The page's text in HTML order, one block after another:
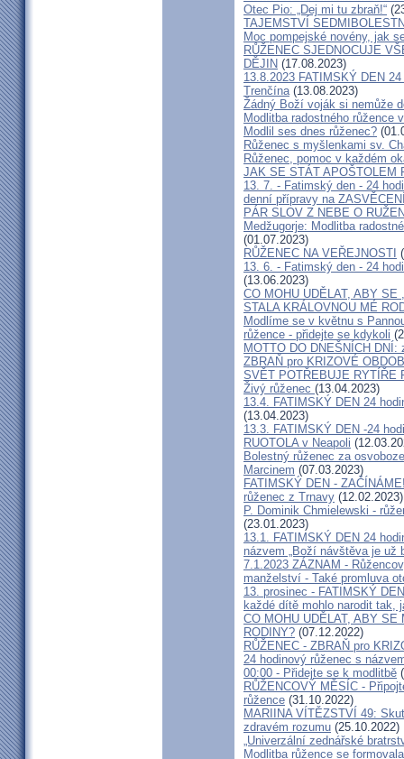
Otec Pio: „Dej mi tu zbraň!“
TAJEMSTVÍ
Moc pompejské novény, jak
RŮŽENEC SJEDNOCUJE
DĚJIN (17.08.2023)
13.8.2023 FATIMSKÝ DEN
Trenčína(13.08.2023)
Žádný Boží voják si nemůže
Modlitba radostného růžence
Modlil ses dnes růženec?
Růženec s myšlenkami sv.
Růženec, pomoc v každém
JAK SE STÁT APOŠTOLEM
13. 7. - Fatimský den - 24
denní přípravy na
PÁR SLOV Z NEBE O
Medžugorje: Modlitba
(01.07.2023)
RŮŽENEC NA VEŘEJNOSTI
13. 6. - Fatimský den - 24
(13.06.2023)
CO MOHU UDĚLAT, ABY SE
STALA KRÁLOVNOU MÉ
Modlíme se v květnu s
růžence - přidejte se kdykoli
MOTTO DO DNEŠNÍCH
ZBRAŇ pro KRIZOVÉ
SVĚT POTŘEBUJE RYTÍŘE
Živý růženec (13.04.2023)
13.4. FATIMSKÝ DEN 24
(13.04.2023)
13.3. FATIMSKÝ DEN -24
RUOTOLA v Neapoli
Bolestný růženec za
Marcinem (07.03.2023)
FATIMSKÝ DEN -
růženec z Trnavy (12.02.2023)
P. Dominik Chmielewski -
(23.01.2023)
13.1. FATIMSKÝ DEN 24
názvem „Boží návštěva je už
7.1.2023 ZÁZNAM -
manželství - Také promluva
13. prosinec - FATIMSKÝ
každé dítě mohlo narodit tak,
CO MOHU UDĚLAT, ABY SE
RODINY? (07.12.2022)
RŮŽENEC - ZBRAŇ pro
24 hodinový růženec s
00:00 - Přidejte se k modlitbě
RŮŽENCOVÝ MĚSÍC -
růžence (31.10.2022)
MARIINA VÍTĚZSTVÍ 49:
zdravém rozumu (25.10.2022)
„Univerzální zednářské
Modlitba růžence se